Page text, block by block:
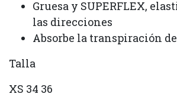
Gruesa y SUPERFLEX,
las direcciones
Absorbe la transpiración
Talla
XS 34 36